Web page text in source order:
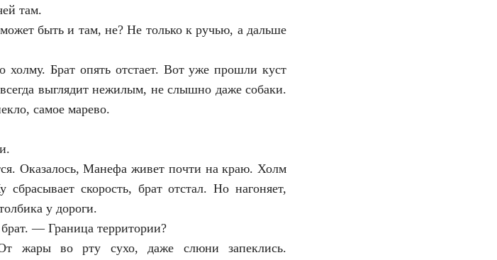
там.
быть и там, не? Не только к ручью, а дальше
холму. Брат опять отстает. Вот уже прошли куст
выглядит нежилым, не слышно даже собаки.
самое марево.
Оказалось, Манефа живет почти на краю. Холм
скорость, брат отстал. Но нагоняет,
у дороги.
— Граница территории?
жары во рту сухо, даже слюни запеклись.